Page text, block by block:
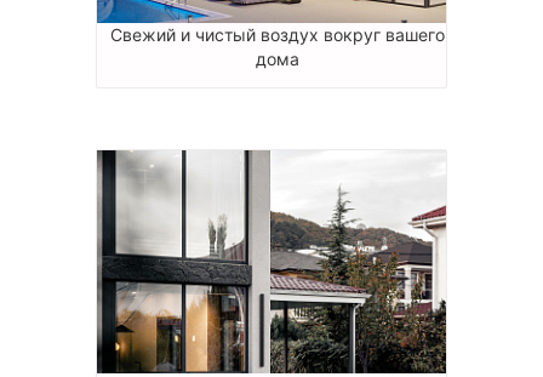
Свежий и чистый воздух вокруг вашего
дома